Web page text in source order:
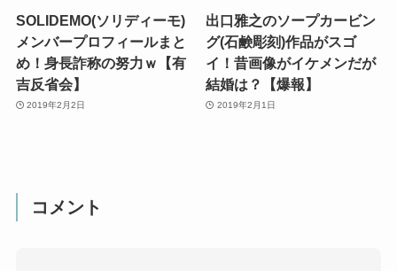
SOLIDEMO(ソリディーモ)
メンバープロフィールまと
め！身長詐称の努力ｗ【有
吉反省会】
2019年2月2日
出口雅之のソープカービン
グ(石鹸彫刻)作品がスゴ
イ！昔画像がイケメンだが
結婚は？【爆報】
2019年2月1日
コメント